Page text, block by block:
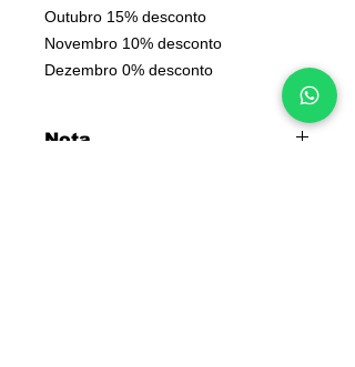
Outubro 15% desconto
Novembro 10% desconto
Dezembro 0% desconto
Nota